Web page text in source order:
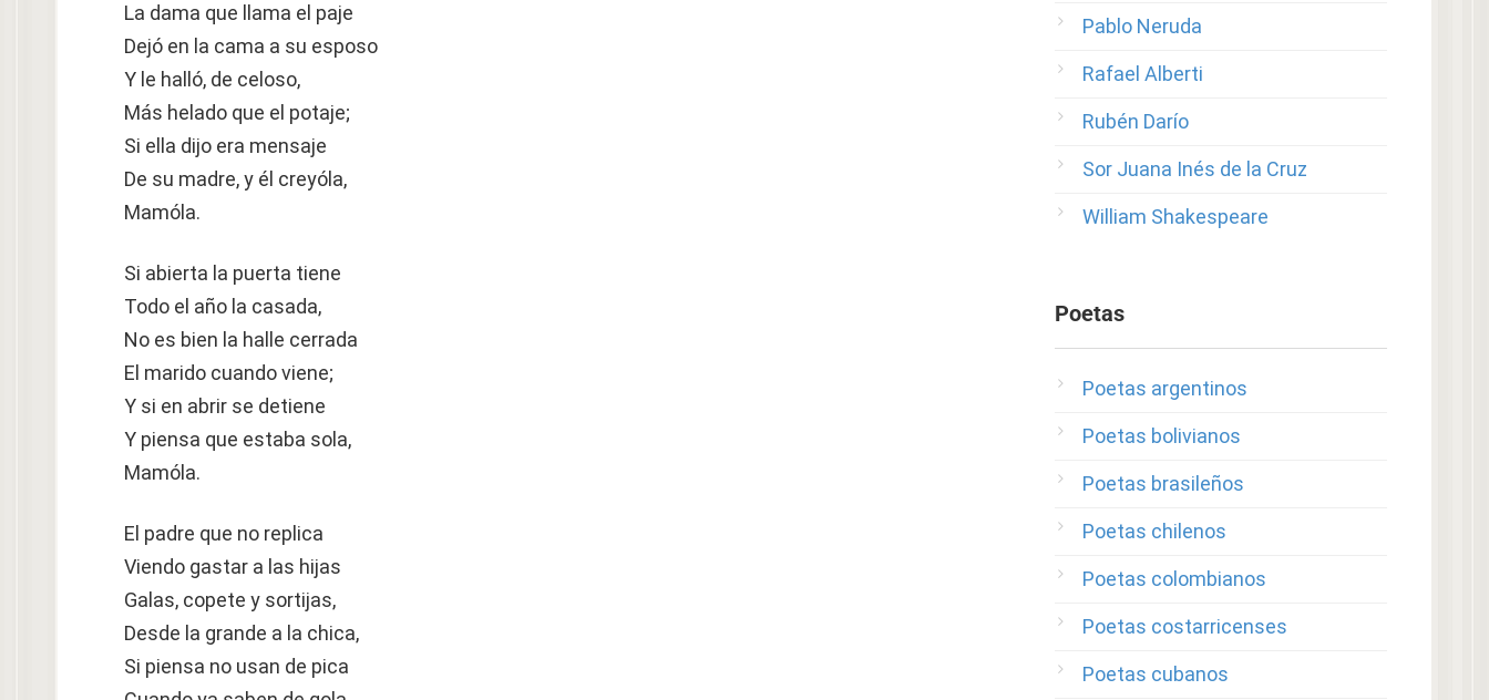
La dama que llama el paje
Dejó en la cama a su esposo
Y le halló, de celoso,
Más helado que el potaje;
Si ella dijo era mensaje
De su madre, y él creyóla,
Mamóla.
Si abierta la puerta tiene
Todo el año la casada,
No es bien la halle cerrada
El marido cuando viene;
Y si en abrir se detiene
Y piensa que estaba sola,
Mamóla.
El padre que no replica
Viendo gastar a las hijas
Galas, copete y sortijas,
Desde la grande a la chica,
Si piensa no usan de pica
Pablo Neruda
Rafael Alberti
Rubén Darío
Sor Juana Inés de la Cruz
William Shakespeare
Poetas
Poetas argentinos
Poetas bolivianos
Poetas brasileños
Poetas chilenos
Poetas colombianos
Poetas costarricenses
Poetas cubanos